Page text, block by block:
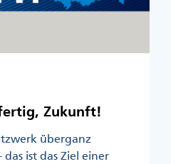
Zukunft!
überganz
ist das Ziel einer